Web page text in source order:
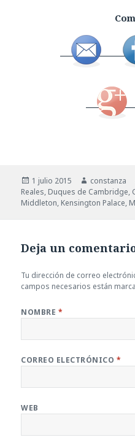
Publicado
el
1 julio 2015 Autor
constanza
Reales, Duques de Cambridge,
Middleton, Kensington Palace,
Deja un
Tu dirección de correo
campos necesarios están
NOMBRE *
CORREO ELECTRÓNICO *
WEB